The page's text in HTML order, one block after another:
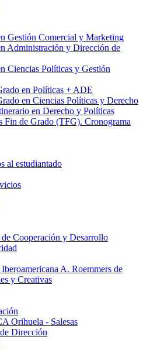
Gestión Comercial y Marketing
Administración y Dirección de
Ciencias Políticas y Gestión
en Políticas + ADE
en Ciencias Políticas y Derecho
en Derecho y Políticas
Fin de Grado (TFG). Cronograma
al estudiantado
Cooperación y Desarrollo
A. Roemmers de
y Creativas
Orihuela - Salesas
Dirección